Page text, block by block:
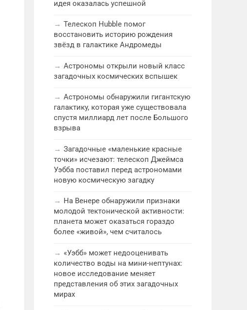
идея оказалась успешной
Телескоп Hubble помог
восстановить историю рождения
звёзд в галактике Андромеды
Астрономы открыли новый класс
загадочных космических вспышек
Астрономы обнаружили гигантскую
галактику, которая уже существовала
спустя миллиард лет после Большого
взрыва
Загадочные «маленькие красные
точки» исчезают: телескоп Джеймса
Уэбба поставил перед астрономами
новую космическую загадку
На Венере обнаружили признаки
молодой тектонической активности:
планета может оказаться гораздо
более «живой», чем считалось
«Уэбб» может недооценивать
количество воды на мини-нептунах:
новое исследование меняет
представления об этих загадочных
мирах